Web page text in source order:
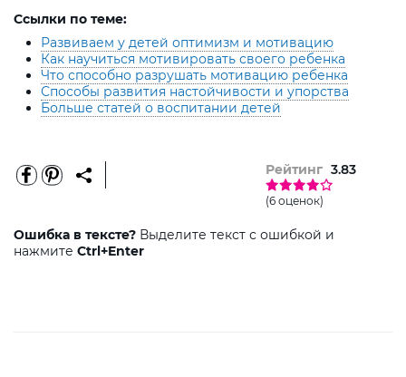
Ссылки по теме:
Развиваем у детей оптимизм и мотивацию
Как научиться мотивировать своего ребенка
Что способно разрушать мотивацию ребенка
Способы развития настойчивости и упорства
Больше статей о воспитании детей
Рейтинг 3.83
(6 оценок)
Ошибка в тексте? Выделите текст с ошибкой и
нажмите Ctrl+Enter